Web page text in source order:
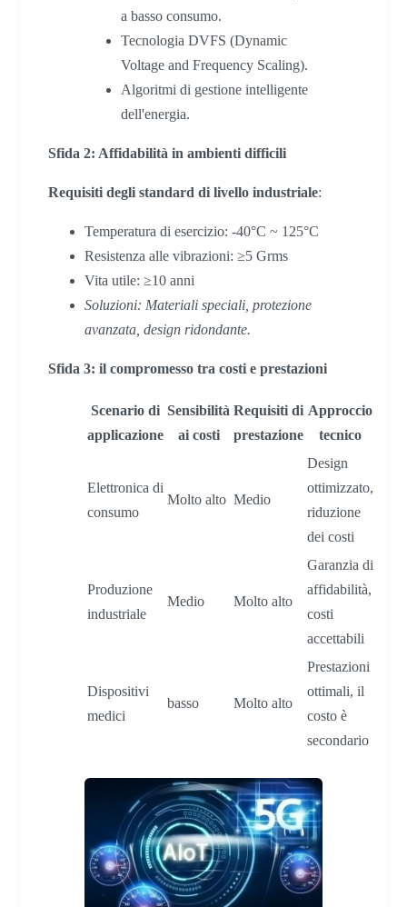
a basso consumo.
Tecnologia DVFS (Dynamic
Voltage and Frequency Scaling).
Algoritmi di gestione intelligente
dell'energia.
Sfida 2: Affidabilità in ambienti difficili
Requisiti degli standard di livello industriale:
Temperatura di esercizio: -40°C ~ 125°C
Resistenza alle vibrazioni: ≥5 Grms
Vita utile: ≥10 anni
Soluzioni: Materiali speciali, protezione
avanzata, design ridondante.
Sfida 3: il compromesso tra costi e prestazioni
Scenario di
applicazione
Sensibilità
ai costi
Requisiti di
prestazione
Approccio
tecnico
Elettronica di
consumo
Molto alto Medio
Design
ottimizzato,
riduzione
dei costi
Produzione
industriale
Medio Molto alto
Garanzia di
affidabilità,
costi
accettabili
Dispositivi
medici
basso Molto alto
Prestazioni
ottimali, il
costo è
secondario